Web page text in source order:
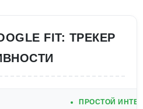
FIT: ТРЕКЕР
ПРОСТОЙ